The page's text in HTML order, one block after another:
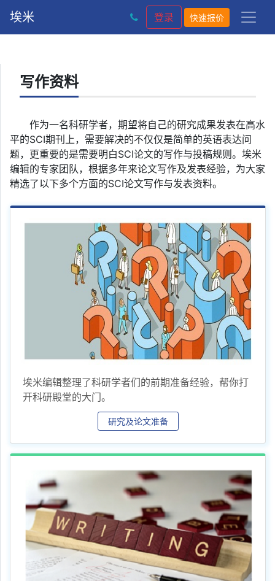
埃米 登录 快速报价
写作资料
作为一名科研学者，期望将自己的研究成果发表在高水
平的SCI期刊上，需要解决的不仅仅是简单的英语表达问
题，更重要的是需要明白SCI论文的写作与投稿规则。埃米
编辑的专家团队，根据多年来论文写作及发表经验，为大家
精选了以下多个方面的SCI论文写作与发表资料。
埃米编辑整理了科研学者们的前期准备经验，帮你打
开科研殿堂的大门。
研究及论文准备